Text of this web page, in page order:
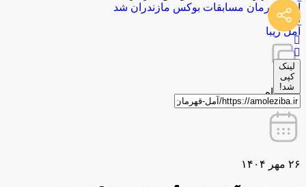
لینک
کپی
شد!
آمل قهرمان مسابقات بوکس مازندران شد
توسط
آمل زیبا
0 دیدگاه
۲۶ مهر ۱۴۰۴